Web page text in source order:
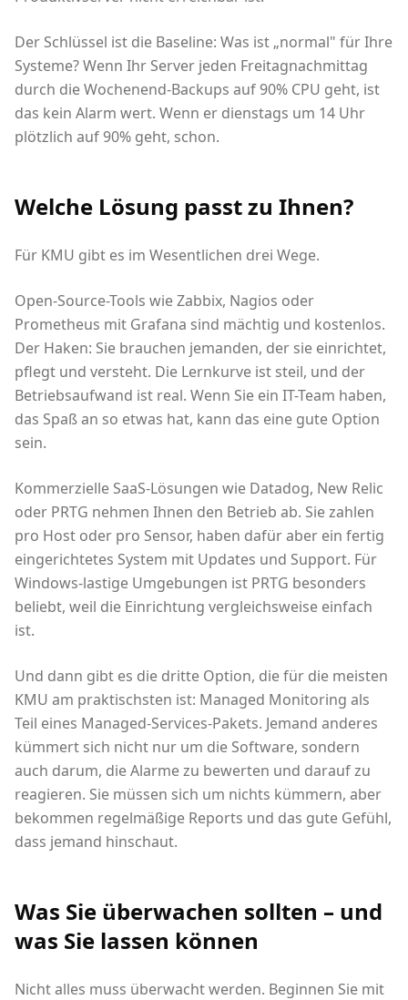
Der Schlüssel ist die Baseline: Was ist „normal" für Ihre
Systeme? Wenn Ihr Server jeden Freitagnachmittag
durch die Wochenend-Backups auf 90% CPU geht, ist
das kein Alarm wert. Wenn er dienstags um 14 Uhr
plötzlich auf 90% geht, schon.
Welche Lösung passt zu Ihnen?
Für KMU gibt es im Wesentlichen drei Wege.
Open-Source-Tools wie Zabbix, Nagios oder
Prometheus mit Grafana sind mächtig und kostenlos.
Der Haken: Sie brauchen jemanden, der sie einrichtet,
pflegt und versteht. Die Lernkurve ist steil, und der
Betriebsaufwand ist real. Wenn Sie ein IT-Team haben,
das Spaß an so etwas hat, kann das eine gute Option
sein.
Kommerzielle SaaS-Lösungen wie Datadog, New Relic
oder PRTG nehmen Ihnen den Betrieb ab. Sie zahlen
pro Host oder pro Sensor, haben dafür aber ein fertig
eingerichtetes System mit Updates und Support. Für
Windows-lastige Umgebungen ist PRTG besonders
beliebt, weil die Einrichtung vergleichsweise einfach
ist.
Und dann gibt es die dritte Option, die für die meisten
KMU am praktischsten ist: Managed Monitoring als
Teil eines Managed-Services-Pakets. Jemand anderes
kümmert sich nicht nur um die Software, sondern
auch darum, die Alarme zu bewerten und darauf zu
reagieren. Sie müssen sich um nichts kümmern, aber
bekommen regelmäßige Reports und das gute Gefühl,
dass jemand hinschaut.
Was Sie überwachen sollten – und
was Sie lassen können
Nicht alles muss überwacht werden. Beginnen Sie mit